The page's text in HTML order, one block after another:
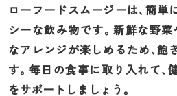
ローフードスムージーは、簡
シーな飲み物です。新鮮な野菜
なアレンジが楽しめるため、飽
す。毎日の食事に取り入れて、
をサポートしましょう。